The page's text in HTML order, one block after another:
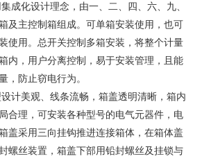
化设计理念，由一、二、四、六、九、
及主控制箱组成。可单箱安装使用，也可
使用。总开关控制多箱安装，将整个计量
内，用户分离控制，易于安装管理，且能
，防止窃电行为。
美观、线条流畅，箱盖透明清晰，箱内
合理，可安装各种型号的电气元器件，电
盖采用三向挂钩推进连接箱体，在箱体盖
螺丝装置，箱盖下部用铅封螺丝及挂锁与